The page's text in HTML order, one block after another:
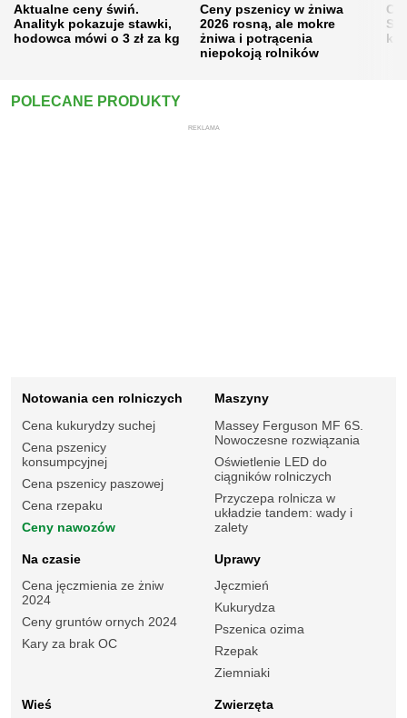
Aktualne ceny świń.
Analityk pokazuje stawki,
hodowca mówi o 3 zł za kg
Ceny pszenicy w żniwa
2026 rosną, ale mokre
żniwa i potrącenia
niepokoją rolników
POLECANE PRODUKTY
REKLAMA
Notowania cen rolniczych
Cena kukurydzy suchej
Cena pszenicy
konsumpcyjnej
Cena pszenicy paszowej
Cena rzepaku
Ceny nawozów
Maszyny
Massey Ferguson MF 6S.
Nowoczesne rozwiązania
Oświetlenie LED do
ciągników rolniczych
Przyczepa rolnicza w
układzie tandem: wady i
zalety
Na czasie
Cena jęczmienia ze żniw
2024
Ceny gruntów ornych 2024
Kary za brak OC
Uprawy
Jęczmień
Kukurydza
Pszenica ozima
Rzepak
Ziemniaki
Wieś
Zwierzęta